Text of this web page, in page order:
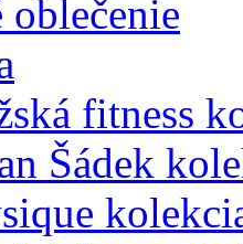
oblečenie
fitness
Šádek